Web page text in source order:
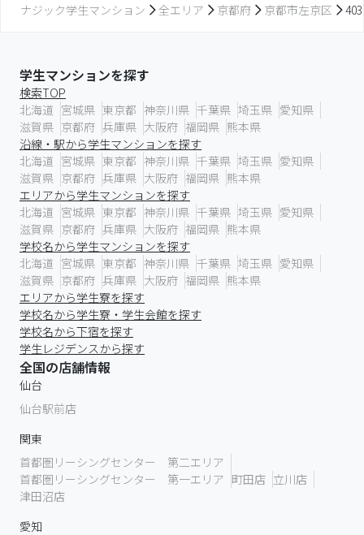
ナジック学生マンション 全エリア 京都府 京都市左京区
学生マンションを探す
検索TOP
北海道 宮城県 東京都 神奈川県 千葉県 埼玉県 愛知県
滋賀県 京都府 兵庫県 大阪府 福岡県 熊本県
沿線・駅から学生マンションを探す
北海道 宮城県 東京都 神奈川県 千葉県 埼玉県 愛知県
滋賀県 京都府 兵庫県 大阪府 福岡県 熊本県
エリアから学生マンションを探す
北海道 宮城県 東京都 神奈川県 千葉県 埼玉県 愛知県
滋賀県 京都府 兵庫県 大阪府 福岡県 熊本県
学校名から学生マンションを探す
北海道 宮城県 東京都 神奈川県 千葉県 埼玉県 愛知県
滋賀県 京都府 兵庫県 大阪府 福岡県 熊本県
エリアから学生寮を探す
学校名から学生寮・学生会館を探す
学校名から下宿を探す
学生レジデンスから探す
全国の店舗情報
仙台
仙台駅前店
関東
首都圏リーシングセンター 第二エリア
首都圏リーシングセンター 第一エリア 町田店 立川店
津田沼店
愛知